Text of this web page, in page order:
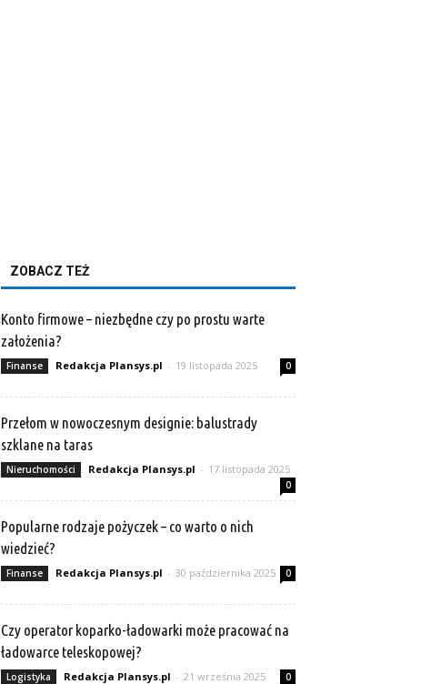
ZOBACZ TEŻ
Konto firmowe – niezbędne czy po prostu warte
założenia?
Finanse Redakcja Plansys.pl - 19 listopada 2025 0
Przełom w nowoczesnym designie: balustrady
szklane na taras
Nieruchomości Redakcja Plansys.pl - 17 listopada 2025
0
Popularne rodzaje pożyczek – co warto o nich
wiedzieć?
Finanse Redakcja Plansys.pl - 30 października 2025 0
Czy operator koparko-ładowarki może pracować na
ładowarce teleskopowej?
Logistyka Redakcja Plansys.pl - 21 września 2025 0